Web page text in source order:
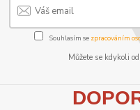
Souhlasím se zpracováním
Můžete se kdykoli
D